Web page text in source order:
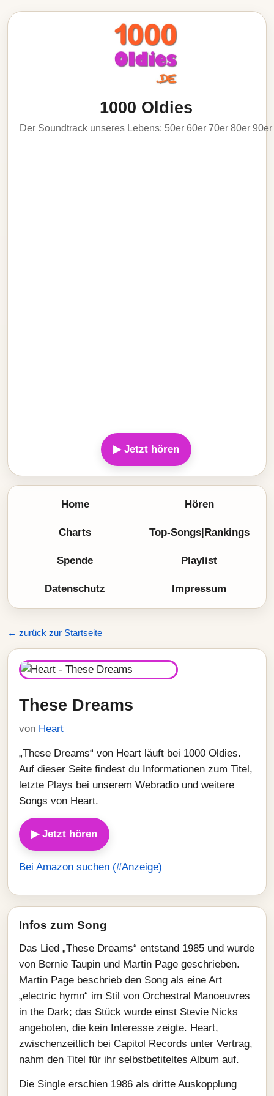
1000 Oldies
Der Soundtrack unseres Lebens: 50er 60er 70er 80er 90er
▶ Jetzt hören
Home Hören
Charts Top-Songs|Rankings
Spende Playlist
Datenschutz Impressum
← zurück zur Startseite
These Dreams
von Heart
„These Dreams“ von Heart läuft bei 1000 Oldies.
Auf dieser Seite findest du Informationen zum Titel,
letzte Plays bei unserem Webradio und weitere
Songs von Heart.
▶ Jetzt hören
Bei Amazon suchen (#Anzeige)
Infos zum Song
Das Lied „These Dreams“ entstand 1985 und wurde
von Bernie Taupin und Martin Page geschrieben.
Martin Page beschrieb den Song als eine Art
„electric hymn“ im Stil von Orchestral Manoeuvres
in the Dark; das Stück wurde einst Stevie Nicks
angeboten, die kein Interesse zeigte. Heart,
zwischenzeitlich bei Capitol Records unter Vertrag,
nahm den Titel für ihr selbstbetiteltes Album auf.
Die Single erschien 1986 als dritte Auskopplung